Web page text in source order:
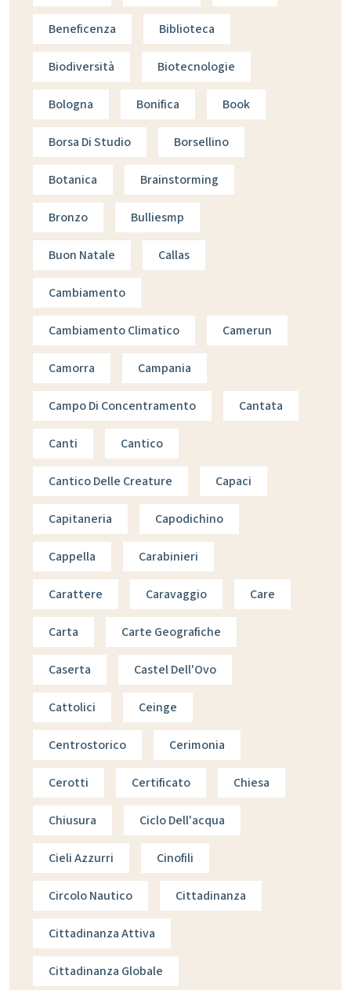
Beneficenza Biblioteca
Biodiversità Biotecnologie
Bologna Bonifica Book
Borsa Di Studio Borsellino
Botanica Brainstorming
Bronzo Bulliesmp
Buon Natale Callas
Cambiamento
Cambiamento Climatico Camerun
Camorra Campania
Campo Di Concentramento Cantata
Canti Cantico
Cantico Delle Creature Capaci
Capitaneria Capodichino
Cappella Carabinieri
Carattere Caravaggio Care
Carta Carte Geografiche
Caserta Castel Dell'Ovo
Cattolici Ceinge
Centrostorico Cerimonia
Cerotti Certificato Chiesa
Chiusura Ciclo Dell'acqua
Cieli Azzurri Cinofili
Circolo Nautico Cittadinanza
Cittadinanza Attiva
Cittadinanza Globale